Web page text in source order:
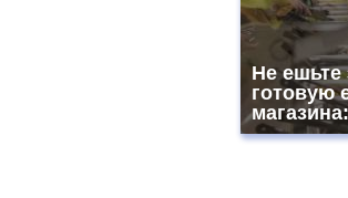
Не ешьте
готовую